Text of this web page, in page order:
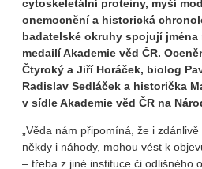
cytoskeletální proteiny, myší
onemocnění a historická
badatelské okruhy spojují
medailí Akademie věd ČR.
Čtyroký a Jiří Horáček, biolog
Radislav Sedláček a historička
v sídle Akademie věd ČR na
„Věda nám připomíná, že i
někdy i náhody, mohou vést k
– třeba z jiné instituce či odlišného